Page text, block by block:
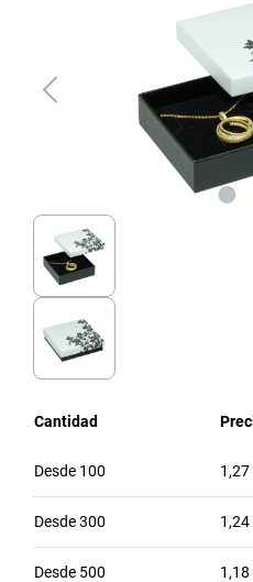
Cantidad
Desde 100
Desde300
Desde 500